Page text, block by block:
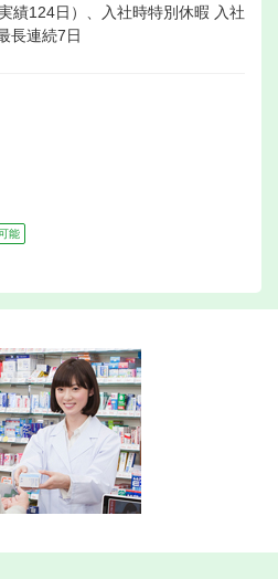
績124日）、入社時特別休暇 入社
長連続7日
能